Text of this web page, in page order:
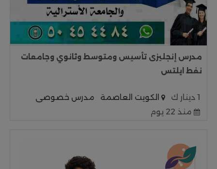
مدرس إنجليزى تأسيس ومتوسط وثانوي وجامعات
نفط ايلتس
1 دينار ك الكويت العاصمة
مدرس خصوصى
منذ 22 يوم